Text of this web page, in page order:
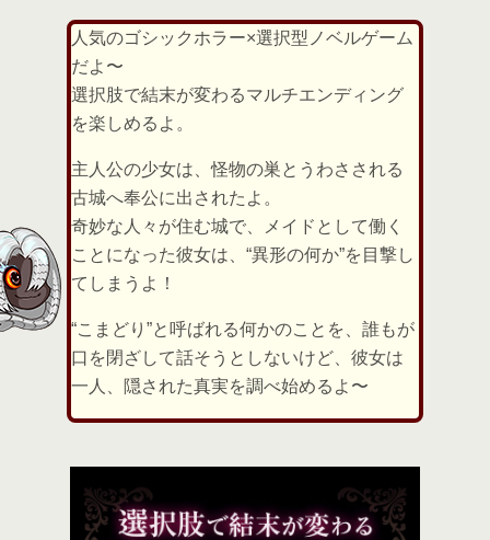
人気のゴシックホラー×選択型ノベルゲーム
だよ〜
選択肢で結末が変わるマルチエンディング
を楽しめるよ。
主人公の少女は、怪物の巣とうわさされる
古城へ奉公に出されたよ。
奇妙な人々が住む城で、メイドとして働く
ことになった彼女は、“異形の何か”を目撃し
てしまうよ！
“こまどり”と呼ばれる何かのことを、誰もが
口を閉ざして話そうとしないけど、彼女は
一人、隠された真実を調べ始めるよ〜